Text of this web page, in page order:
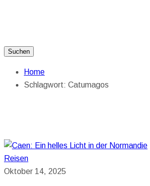
Suchen
Home
Schlagwort: Catumagos
Reisen
Oktober 14, 2025